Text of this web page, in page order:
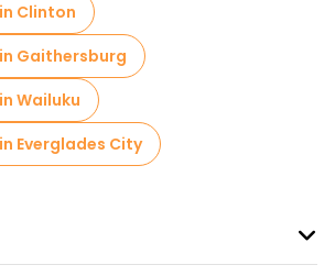
Clinton
Gaithersburg
Wailuku
Everglades City